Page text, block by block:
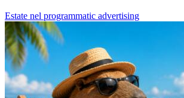
Estate nel programmatic advertising